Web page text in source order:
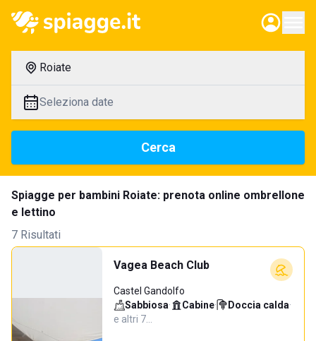
Roiate
Seleziona date
Cerca
Spiagge per bambini Roiate: prenota online ombrellone
e lettino
7 Risultati
Vagea Beach Club
Castel Gandolfo
Sabbiosa· Cabine· Doccia calda·
e altri 7…